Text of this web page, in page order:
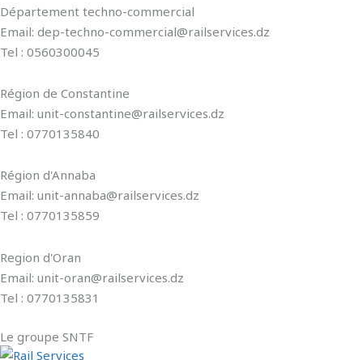
Département techno-commercial
Email: dep-techno-commercial@railservices.dz
Tel : 0560300045
Région de Constantine
Email: unit-constantine@railservices.dz
Tel : 0770135840
Région d'Annaba
Email: unit-annaba@railservices.dz
Tel : 0770135859
Region d'Oran
Email: unit-oran@railservices.dz
Tel : 0770135831
Le groupe SNTF